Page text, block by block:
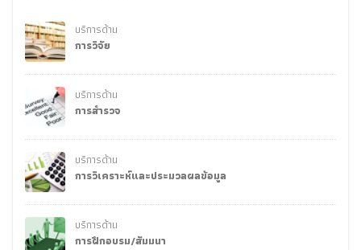
บริการด้าน
การวิจัย
บริการด้าน
การสำรวจ
บริการด้าน
การวิเคราะห์และประมวลผลข้อมูล
บริการด้าน
การฝึกอบรม/สัมมนา